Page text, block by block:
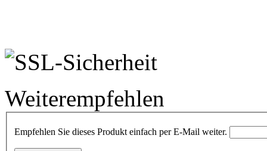
Weiterempfehlen
Empfehlen Sie dieses Produkt einfach per E-Mail weiter.